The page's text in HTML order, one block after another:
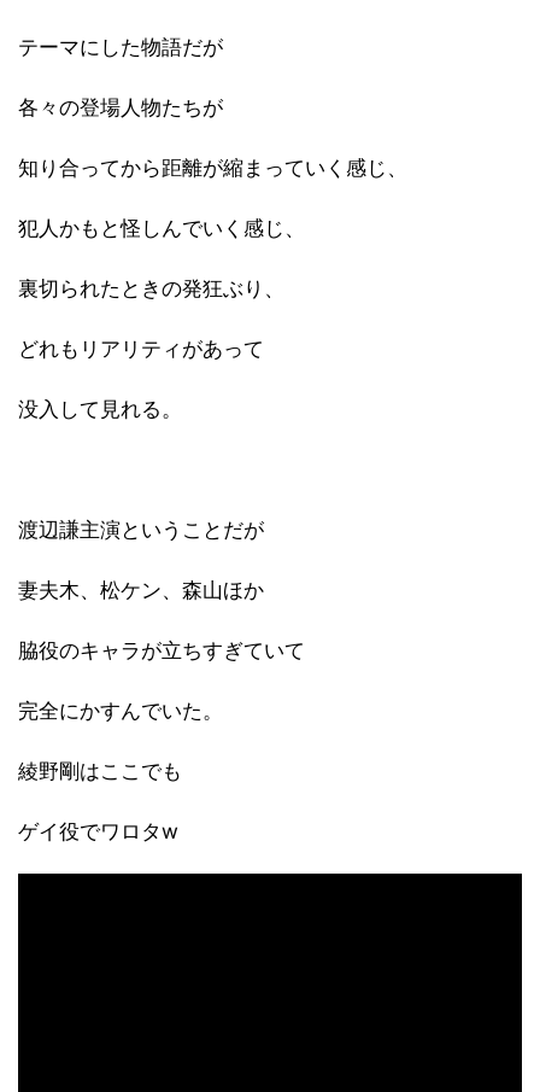
テーマにした物語だが
各々の登場人物たちが
知り合ってから距離が縮まっていく感じ、
犯人かもと怪しんでいく感じ、
裏切られたときの発狂ぶり、
どれもリアリティがあって
没入して見れる。
渡辺謙主演ということだが
妻夫木、松ケン、森山ほか
脇役のキャラが立ちすぎていて
完全にかすんでいた。
綾野剛はここでも
ゲイ役でワロタw